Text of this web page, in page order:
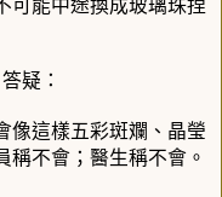
疑：
像這樣五彩斑斕、晶瑩
稱不會；醫生稱不會。